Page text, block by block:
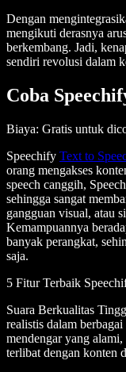
Dengan
mengikuti derasnya
berkembang. Jadi,
sendiri revolusi dalam
Coba
Biaya: Gratis untuk
Speechify Text to
orang mengakses
speech canggih,
sehingga sangat
gangguan visual, atau
Kemampuannya
banyak perangkat,
saja.
5 Fitur Terbaik
Suara Berkualitas
realistis dalam
mendengar yang
terlibat dengan konten